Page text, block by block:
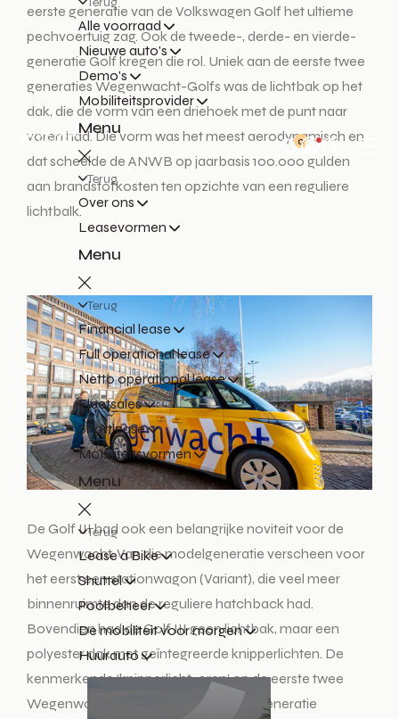
Alle voorraad
Nieuwe auto's
Demo's
Mobiliteitsprovider
Menu
Terug
Over ons
Leasevormen
Menu
Terug
Financial lease
Full operational lease
Netto operational lease
Fleetsales
Shortlease
Mobiliteitsvormen
Menu
Terug
Lease a Bike
Shuttel
Poolbeheer
De mobiliteit voor morgen
Huurauto
0
eerste generatie van de Volkswagen Golf het ultieme
pechvoertuig zag. Ook de tweede-, derde- en vierde-
generatie Golf kregen die rol. Uniek aan de eerste twee
generaties Wegenwacht-Golfs was de lichtbak op het
dak, die de vorm van een driehoek met de punt naar
voren had. Die vorm was het meest aerodynamisch en
dat scheelde de ANWB op jaarbasis 100.000 gulden
aan brandstofkosten ten opzichte van een reguliere
lichtbalk.
De Golf III had ook een belangrijke noviteit voor de
Wegenwacht. Van die modelgeneratie verscheen voor
het eerst een stationwagon (Variant), die veel meer
binnenruimte dan de reguliere hatchback had.
Bovendien had de Golf III geen lichtbak, maar een
polyester dak met geïntegreerde knipperlichten. De
kenmerkende ‘knipperlicht-oren’ op de eerste twee
Wegenwacht-Golfs waren vanaf die generatie